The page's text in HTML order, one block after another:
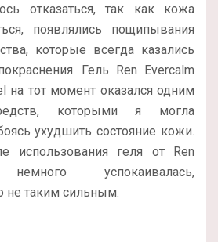
отказаться, так как кожа
появлялись пощипывания
которые всегда казались
Гель Ren Evercalm
на тот момент оказался одним
которыми я могла
ухудшить состояние кожи.
использования геля от Ren
немного успокаивалась,
не таким сильным.